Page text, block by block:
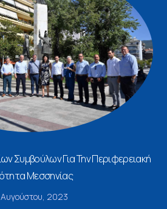
Συμβούλων Για Την Περιφερειακή
Μεσσηνίας
2023